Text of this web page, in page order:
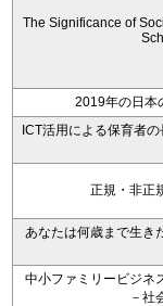
The Significance of
2019年の日本
ICT活用による保育者
正規・非正
あなたは何歳まで生き
中小ファミリービジネ
－社